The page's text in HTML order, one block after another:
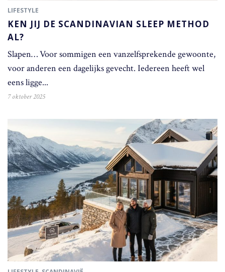
LIFESTYLE
KEN JIJ DE SCANDINAVIAN SLEEP METHOD
AL?
Slapen… Voor sommigen een vanzelfsprekende gewoonte,
voor anderen een dagelijks gevecht. Iedereen heeft wel
eens ligge...
7 oktober 2025